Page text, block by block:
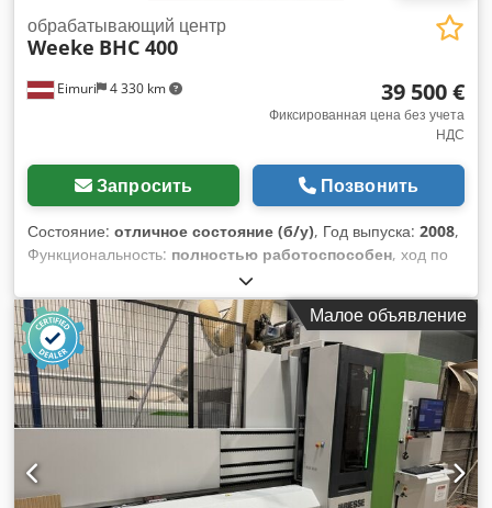
Eimuri 4 330 km
обрабатывающий центр
Weeke BHC 400
39 500 €
Фиксированная цена без учета
НДС
Запросить Позвонить
Состояние: отличное состояние (б/у), Год выпуска: 2008,
Функциональность: полностью работоспособен, ход по
, ход по оси Y:1 250 мм
мм, максимальная частота вращения:24 000 об/мин,
Вместе с оборудованием поставляется большой набор
инструментов. Dwsdpfx Ajya Aimjkioa
Малое объявление